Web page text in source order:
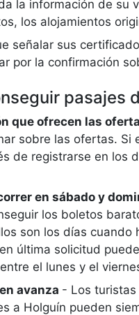
la información de su
los alojamientos
señalar sus
por la confirmación
pasajes
que ofrecen las
sobre las ofertas. Si
de registrarse en los
en sábado y
los boletos
son los días
última solicitud
el lunes y el
avanza - Los turistas
a Holguín pueden